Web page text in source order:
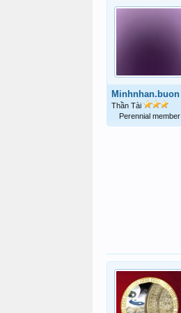
Minhnhan.buon
Thần Tài
Perennial member